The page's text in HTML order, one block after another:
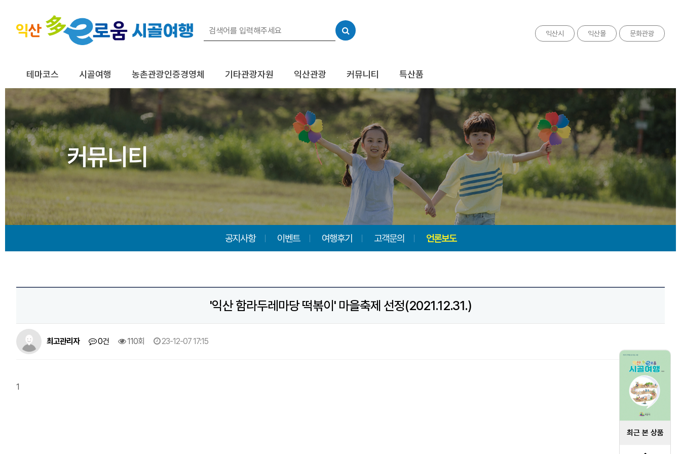
익산시 익산몰 문화관광
테마코스 시골여행 농촌관광인증경영체 기타관광자원 익산관광 커뮤니티 특산품
최근 본 상품
커뮤니티
공지사항 이벤트 여행후기 고객문의 언론보도
'익산 함라두레마당 떡볶이' 마을축제 선정(2021.12.31.)
최고관리자 0건 110회 23-12-07 17:15
1